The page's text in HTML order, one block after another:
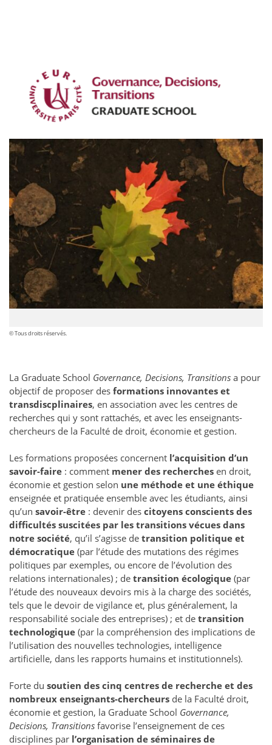
© Tous droits réservés.
La Graduate School Governance, Decisions, Transitions a pour
objectif de proposer des formations innovantes et
transdiscplinaires, en association avec les centres de
recherches qui y sont rattachés, et avec les enseignants-
chercheurs de la Faculté de droit, économie et gestion.
Les formations proposées concernent l’acquisition d’un
savoir-faire : comment mener des recherches en droit,
économie et gestion selon une méthode et une éthique
enseignée et pratiquée ensemble avec les étudiants, ainsi
qu’un savoir-être : devenir des citoyens conscients des
difficultés suscitées par les transitions vécues dans
notre société, qu’il s’agisse de transition politique et
démocratique (par l’étude des mutations des régimes
politiques par exemples, ou encore de l’évolution des
relations internationales) ; de transition écologique (par
l’étude des nouveaux devoirs mis à la charge des sociétés,
tels que le devoir de vigilance et, plus généralement, la
responsabilité sociale des entreprises) ; et de transition
technologique (par la compréhension des implications de
l’utilisation des nouvelles technologies, intelligence
artificielle, dans les rapports humains et institutionnels).
Forte du soutien des cinq centres de recherche et des
nombreux enseignants-chercheurs de la Faculté droit,
économie et gestion, la Graduate School Governance,
Decisions, Transitions favorise l’enseignement de ces
disciplines par l’organisation de séminaires de